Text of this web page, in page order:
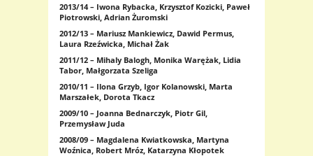
2013/14 – Iwona Rybacka, Krzysztof Kozicki, Paweł
Piotrowski, Adrian Żuromski
2012/13 – Mariusz Mankiewicz, Dawid Permus,
Laura Rzeźwicka, Michał Żak
2011/12 – Mihaly Balogh, Monika Warężak, Lidia
Tabor, Małgorzata Szeliga
2010/11 – Ilona Grzyb, Igor Kolanowski, Marta
Marszałek, Dorota Tkacz
2009/10 – Joanna Bednarczyk, Piotr Gil,
Przemysław Juda
2008/09 – Magdalena Kwiatkowska, Martyna
Woźnica, Robert Mróz, Katarzyna Kłopotek